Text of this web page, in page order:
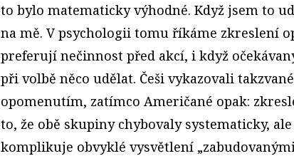
to bylo matematicky výhodné. Když jsem to
na mě. V psychologii tomu říkáme zkreslení
preferují nečinnost před akcí, i když
při volbě něco udělat. Češi vykazovali
opomenutím, zatímco Američané opak:
to, že obě skupiny chybovaly systematicky,
komplikuje obvyklé vysvětlení